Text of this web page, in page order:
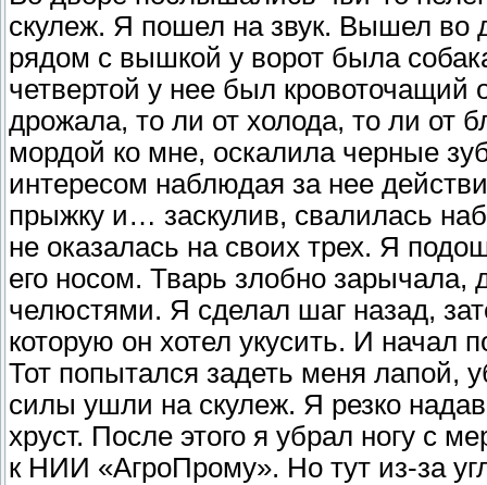
скулеж. Я пошел на звук. Вышел во
рядом с вышкой у ворот была
четвертой у нее был кровоточащий
дрожала, то ли от холода, то ли от
мордой ко мне, оскалила черные
интересом наблюдая за нее
прыжку и… заскулив, свалилась
не оказалась на своих трех. Я
его носом. Тварь злобно зарычала,
челюстями. Я сделал шаг назад,
которую он хотел укусить. И начал
Тот попытался задеть меня лапой,
силы ушли на скулеж. Я резко
хруст. После этого я убрал ногу с
к НИИ «АгроПрому». Но тут из-за